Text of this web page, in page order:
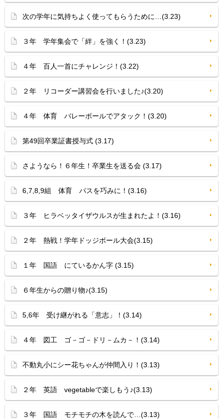
次の学年に気持ちよく使ってもらうために…(3.23)
３年 学年集会で「絆」を強く！(3.23)
４年 百人一首にチャレンジ！(3.22)
２年 リコーダー講習会を行いました♪(3.20)
４年 体育 バレーボールでアタック！(3.20)
第49回卒業証書授与式 (3.17)
さようなら！６年生！卒業生を送る会 (3.17)
6,7,8,9組 体育 パスを巧みに！(3.16)
３年 ヒラベッタイザウルスが生まれたよ！(3.16)
２年 熱戦！学年ドッジボール大会(3.15)
１年 国語 にているかん字 (3.15)
６年生からの贈り物♪(3.15)
5,6年 受け継がれる「意志」！(3.14)
４年 図工 ゴ－ゴ－ドリ－ムカ－！(3.14)
不動丸小にシー花ちゃんが仲間入り！(3.13)
２年 英語 vegetableで楽しもう♪(3.13)
３年 国語 モチモチの木を読んで…(3.13)